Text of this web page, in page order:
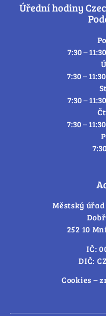
Úřední hodiny
7:30 –
7:30 –
7:30 –
7:30 –
Městský
252 10
IČ:
DIČ:
Cookies –